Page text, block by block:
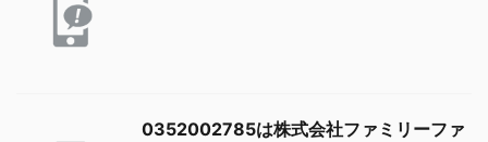
0352002785は株式会社ファミリーファ